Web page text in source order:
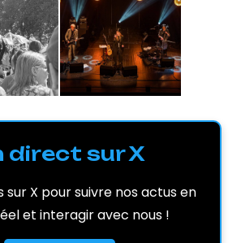
direct sur X
sur X pour suivre nos actus en
et interagir avec nous !